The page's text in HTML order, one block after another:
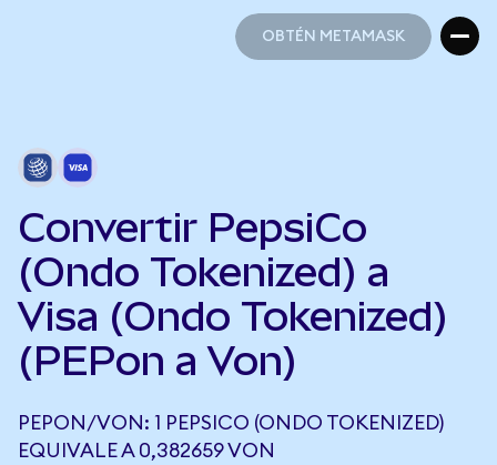
OBTÉN METAMASK
Convertir PepsiCo
(Ondo Tokenized) a
Visa (Ondo Tokenized)
(PEPon a Von)
PEPON/VON: 1 PEPSICO (ONDO TOKENIZED)
EQUIVALE A 0,382659 VON